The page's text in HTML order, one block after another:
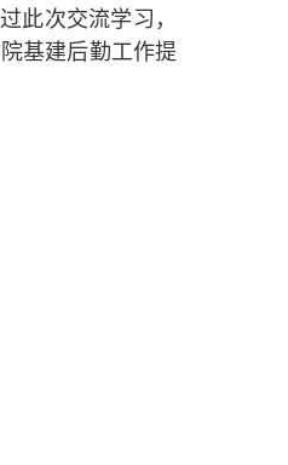
此次交流学习，
基建后勤工作提